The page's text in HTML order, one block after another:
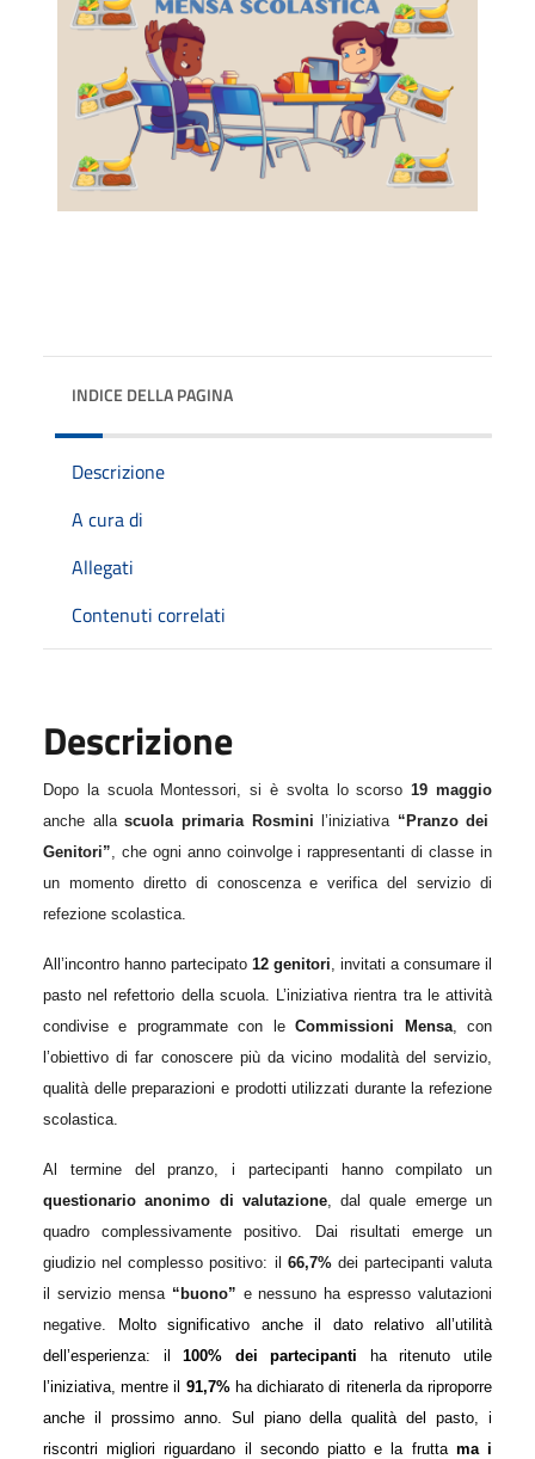
INDICE DELLA PAGINA
Descrizione
A cura di
Allegati
Contenuti correlati
Descrizione
Dopo la scuola Montessori, si è svolta lo scorso 19 maggio
anche allascuola primaria Rosmini l’iniziativa “Pranzo dei
Genitori” , che ogni anno coinvolge i rappresentanti di classe in
un momento diretto di conoscenza e verifica del servizio di
refezione scolastica.
All’incontro hanno partecipato 12 genitori , invitati a consumare il
pasto nel refettorio della scuola. L’iniziativa rientra tra le attività
condivise e programmate con leCommissioni Mensa, con
l’obiettivo di far conoscere più da vicino modalità del servizio,
qualità delle preparazioni e prodotti utilizzati durante la refezione
scolastica.
Al termine del pranzo, i partecipanti hanno compilato un
questionario anonimo di valutazione, dal quale emerge un
quadro complessivamente positivo. Dai risultati emerge un
giudizio nel complesso positivo: il 66,7%dei partecipanti valuta
il servizio mensa “buono” e nessuno ha espresso valutazioni
negative. Molto significativo anche il dato relativo all’utilità
dell’esperienza: il100% dei partecipanti ha ritenuto utile
l’iniziativa, mentre il 91,7%ha dichiarato di ritenerla da riproporre
anche il prossimo anno. Sul piano della qualità del pasto, i
riscontri migliori riguardano il secondo piattoe la frutta ma i